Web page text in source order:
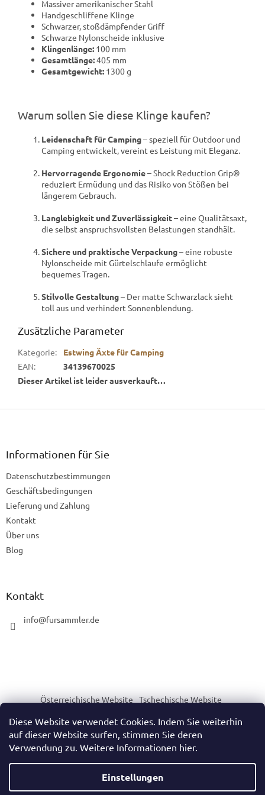
Diese Website verwendet Cookies. Indem Sie weiterhin
auf dieser Website surfen, stimmen Sie deren
Verwendung zu. Weitere Informationen hier.
Einstellungen
Massiver amerikanischer Stahl
Handgeschliffene Klinge
Schwarzer, stoßdämpfender Griff
Schwarze Nylonscheide inklusive
Klingenlänge: 100 mm
Gesamtlänge:405 mm
Gesamtgewicht: 1300 g
Warum sollen Sie diese Klinge kaufen?
Leidenschaft für Camping– speziell für Outdoor und
Camping entwickelt, vereint es Leistung mit Eleganz.
Hervorragende Ergonomie– Shock Reduction Grip®
reduziert Ermüdung und das Risiko von Stößen bei
längerem Gebrauch.
Langlebigkeit und Zuverlässigkeit– eine Qualitätsaxt,
die selbst anspruchsvollsten Belastungen standhält.
Sichere und praktische Verpackung– eine robuste
Nylonscheide mit Gürtelschlaufe ermöglicht
bequemes Tragen.
Stilvolle Gestaltung– Der matte Schwarzlack sieht
toll aus und verhindert Sonnenblendung.
Zusätzliche Parameter
Kategorie:
Estwing Äxte für Camping
EAN:
34139670025
Dieser Artikel ist leider ausverkauft…
F
Informationen für Sie
Datenschutzbestimmungen
Geschäftsbedingungen
Lieferung und Zahlung
Kontakt
Über uns
Blog
Kontakt
info@fursammler.de
Österreichische Website Tschechische Website